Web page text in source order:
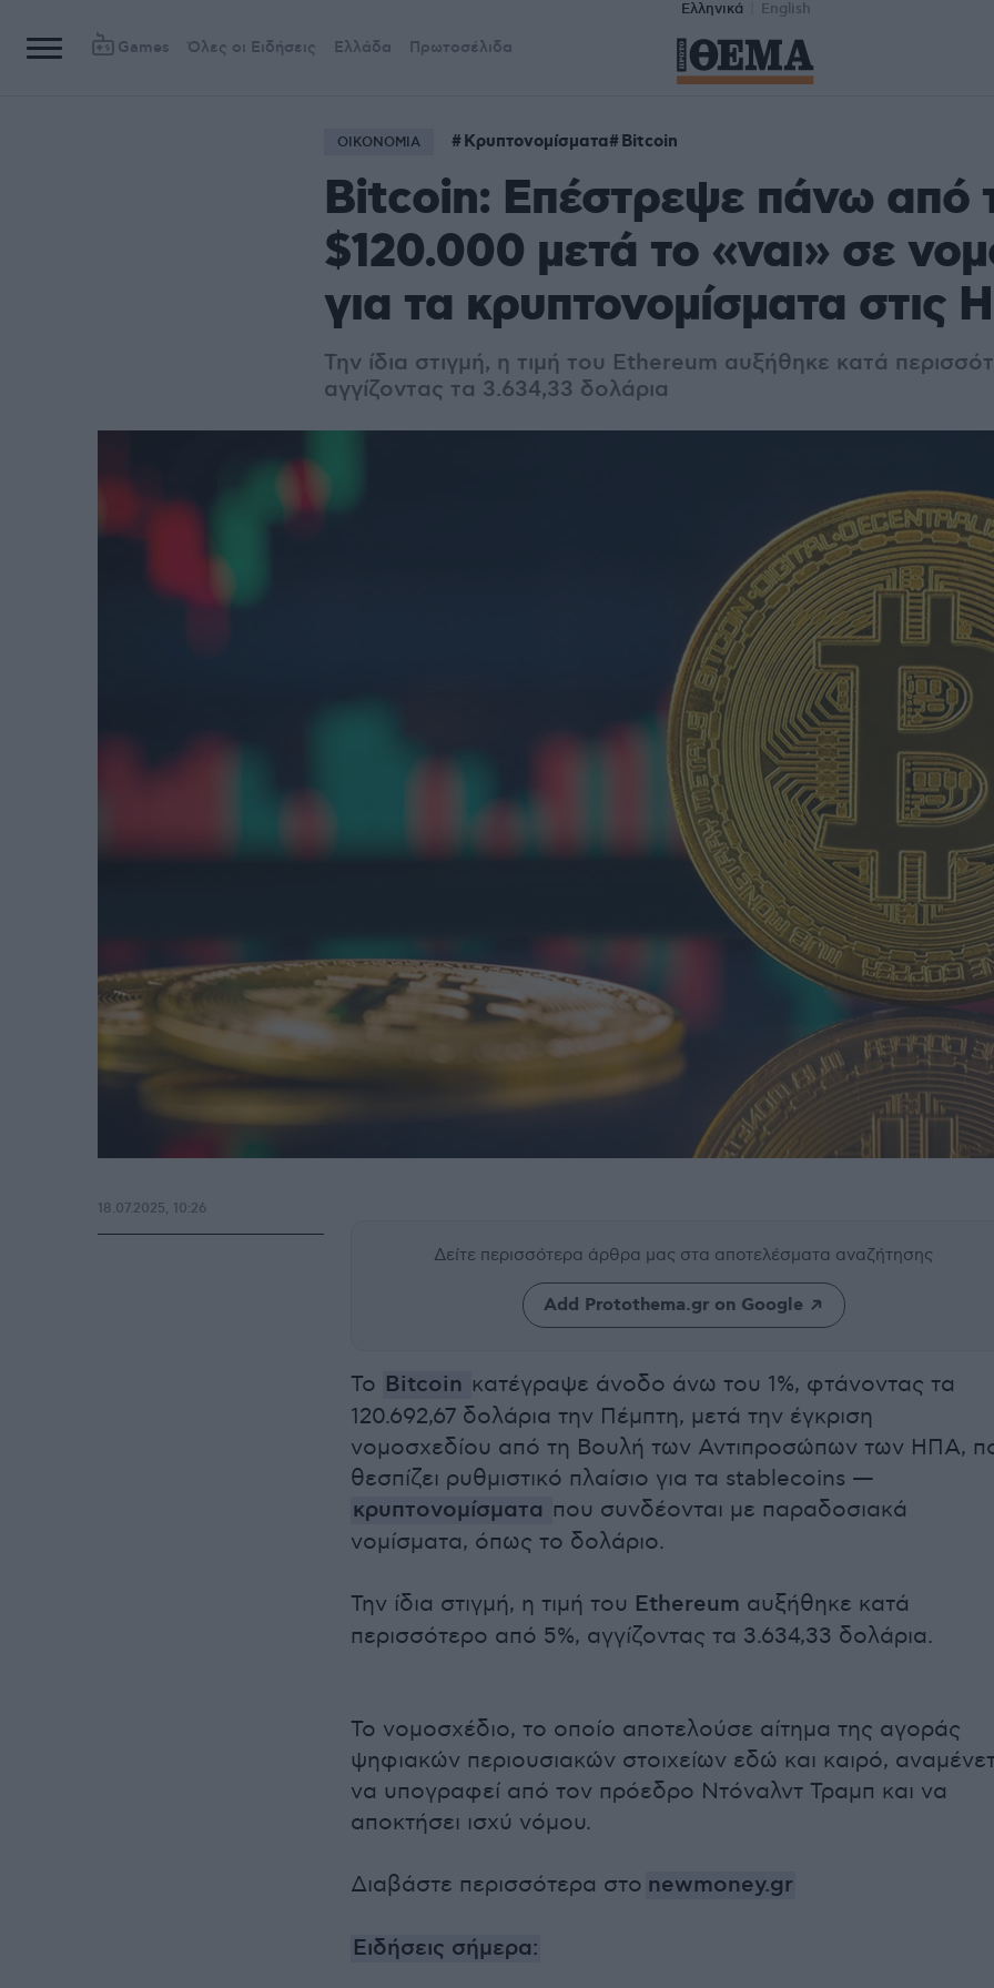
Ελληνικά English
Games Όλες οι Ειδήσεις Ελλάδα Πρωτοσέλιδα
ΟΙΚΟΝΟΜΙΑ Κρυπτονομίσματα Bitcoin
Bitcoin: Επέστρεψε πάνω από
$120.000 μετά το «ναι» σε
για τα κρυπτονομίσματα στις
Την ίδια στιγμή, η τιμή του Ethereum αυξήθηκε κατά
αγγίζοντας τα 3.634,33 δολάρια
Δείτε περισσότερα άρθρα μας στα αποτελέσματα αναζήτησης
Add Protothema.gr on Google
Το Bitcoin κατέγραψε άνοδο άνω του 1%, φτάνοντας τα
120.692,67 δολάρια την Πέμπτη, μετά την έγκριση
νομοσχεδίου από τη Βουλή των Αντιπροσώπων των ΗΠΑ,
θεσπίζει ρυθμιστικό πλαίσιο για τα stablecoins —
κρυπτονομίσματα που συνδέονται με παραδοσιακά
νομίσματα, όπως το δολάριο.
Την ίδια στιγμή, η τιμή του Ethereum αυξήθηκε κατά
περισσότερο από 5%, αγγίζοντας τα 3.634,33 δολάρια.
Το νομοσχέδιο, το οποίο αποτελούσε αίτημα της αγοράς
ψηφιακών περιουσιακών στοιχείων εδώ και καιρό,
να υπογραφεί από τον πρόεδρο Ντόναλντ Τραμπ και να
αποκτήσει ισχύ νόμου.
Διαβάστε περισσότερα στο newmoney.gr
Ειδήσεις σήμερα:
18.07.2025, 10:26